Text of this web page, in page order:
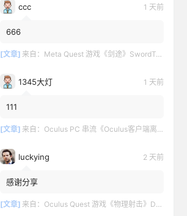
ccc 1 天前
666
[文章] 来自： Meta Quest 游戏《剑途》SwordTrip
1345大灯 1 天前
111
[文章] 来自： Oculus PC 串流《Oculus客户端离线版》最新版下载
luckying 2 天前
感谢分享
[文章] 来自： Oculus Quest 游戏《物理射击》DOWNSHOT